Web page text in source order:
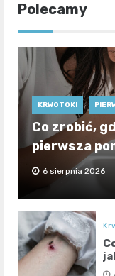
Polecamy
KRWOTOKI
Co zrobić,
pierwsza
6 sierpnia 2026